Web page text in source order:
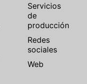
Servicios
de
producción
Redes
sociales
Web